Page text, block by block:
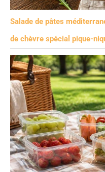
Salade de pâtes
de chèvre spécial pique-